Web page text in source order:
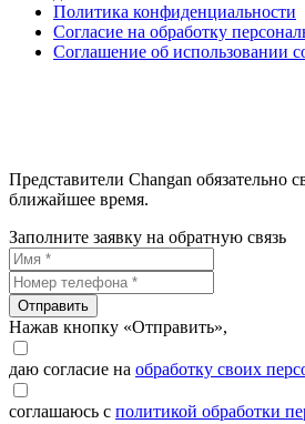
Политика конфиденциальности
Согласие на обработку
Соглашение об использовании
Представители Changan обязательно
ближайшее время.
Заполните заявку на обратную связь
Отправить
Нажав кнопку «Отправить»,
даю согласие на обработку своих
соглашаюсь с политикой обработки